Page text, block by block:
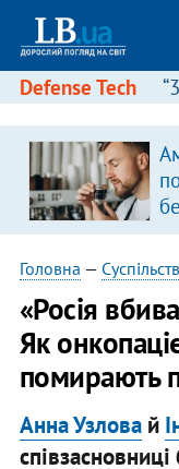
Defense Tech
Головна —
«Росія
Як
помирають
Анна Узловай